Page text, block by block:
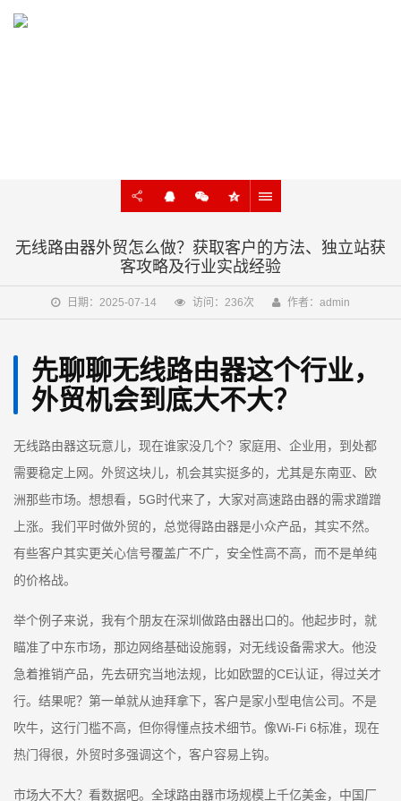
无线路由器外贸怎么做？获取客户的方法、独立站获
客攻略及行业实战经验
日期：2025-07-14 访问：236次 作者：admin
先聊聊无线路由器这个行业，
外贸机会到底大不大？
无线路由器这玩意儿，现在谁家没几个？家庭用、企业用，到处都
需要稳定上网。外贸这块儿，机会其实挺多的，尤其是东南亚、欧
洲那些市场。想想看，5G时代来了，大家对高速路由器的需求蹭蹭
上涨。我们平时做外贸的，总觉得路由器是小众产品，其实不然。
有些客户其实更关心信号覆盖广不广，安全性高不高，而不是单纯
的价格战。
举个例子来说，我有个朋友在深圳做路由器出口的。他起步时，就
瞄准了中东市场，那边网络基础设施弱，对无线设备需求大。他没
急着推销产品，先去研究当地法规，比如欧盟的CE认证，得过关才
行。结果呢？第一单就从迪拜拿下，客户是家小型电信公司。不是
吹牛，这行门槛不高，但你得懂点技术细节。像Wi-Fi 6标准，现在
热门得很，外贸时多强调这个，客户容易上钩。
市场大不大？看数据吧。全球路由器市场规模上千亿美金，中国厂